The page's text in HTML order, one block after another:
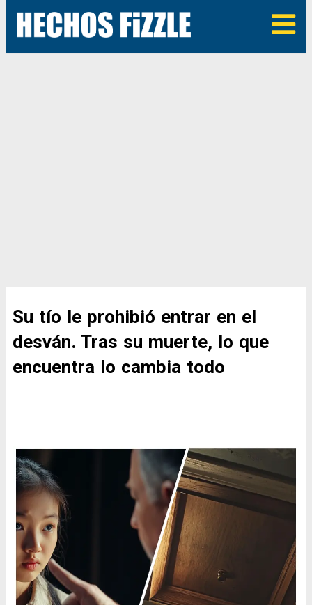
Su tío le prohibió entrar en el
desván. Tras su muerte, lo que
encuentra lo cambia todo